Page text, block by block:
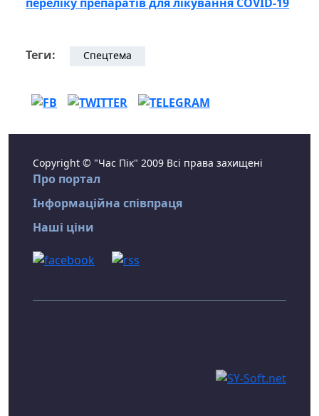
Теги: Спецтема
Copyright © "Час Пік" 2009 Всі права захищені
Про портал
Інформаційна співпраця
Наші ціни